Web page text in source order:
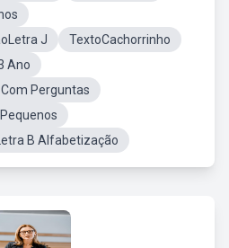
J
TextoCachorrinho
Ano
Perguntas
B Alfabetização